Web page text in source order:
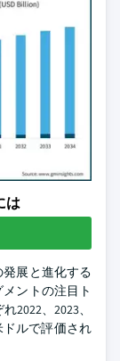
は
展と進化する
ントの注目ト
2022、2023、
ドルで評価され